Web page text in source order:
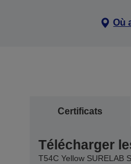
Où
Certificats
Télécharger
T54C Yellow SURELAB